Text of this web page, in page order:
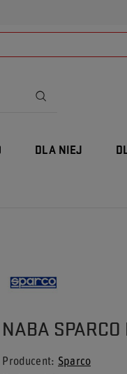
DLA NIEJ
NABA
Producent
Sparco